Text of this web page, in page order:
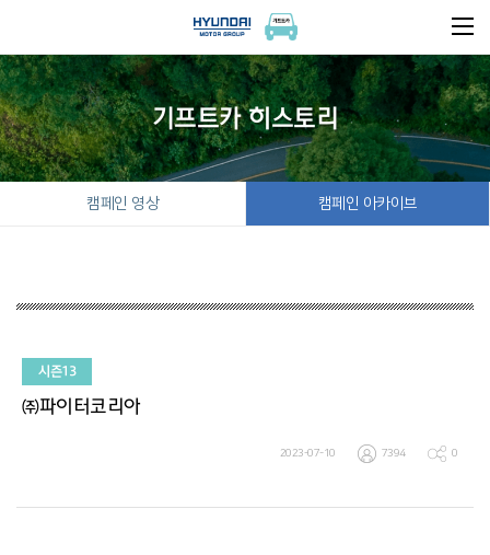
기프트카 히스토리
캠페인 영상 캠페인 아카이브
시즌13
㈜파이터코리아
2023-07-10 7394 0